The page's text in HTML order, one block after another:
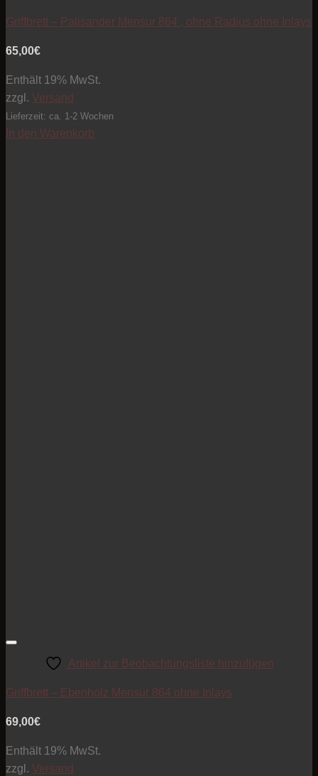
Griffbrett – Palisander Mensur 864 , ohne Radius ohne Inlays
65,00€
Enthält 19% MwSt.
zzgl. Versand
Lieferzeit: ca. 1-2 Wochen
In den Warenkorb
Artikel zur Beobachtungsliste hinzufügen
Griffbrett – Ebenholz Mensur 864 ohne Inlays
69,00€
Enthält 19% MwSt.
zzgl. Versand